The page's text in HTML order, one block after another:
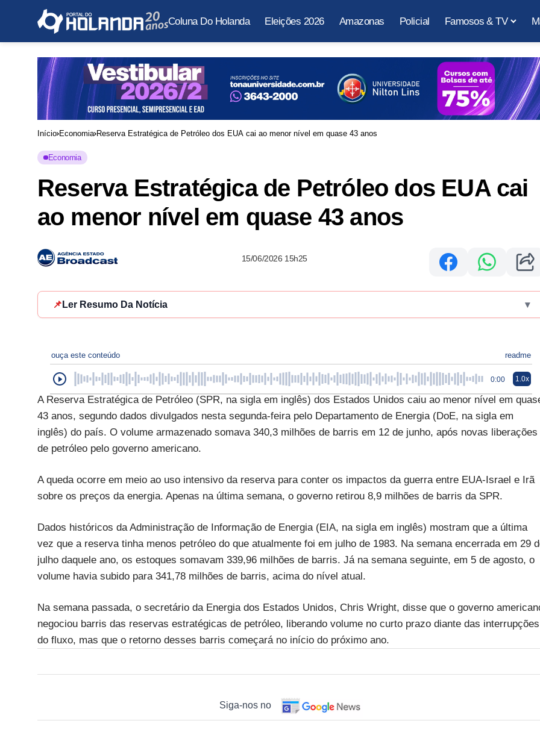
Coluna Do Holanda Eleições 2026 Amazonas Policial Famosos & TV
Início Economia Reserva Estratégica de Petróleo dos EUA cai ao menor nível em quase 43 anos
Economia
Reserva Estratégica de Petróleo dos EUA cai
ao menor nível em quase 43 anos
15/06/2026 15h25
📌 Ler Resumo Da Notícia ▾
ouça este conteúdo readme
0:00 1.0x
A Reserva Estratégica de Petróleo (SPR, na sigla em inglês) dos Estados Unidos caiu ao menor nível em
43 anos, segundo dados divulgados nesta segunda-feira pelo Departamento de Energia (DoE, na sigla em
inglês) do país. O volume armazenado somava 340,3 milhões de barris em 12 de junho, após novas liberações
de petróleo pelo governo americano.
A queda ocorre em meio ao uso intensivo da reserva para conter os impactos da guerra entre EUA-Israel e Irã
sobre os preços da energia. Apenas na última semana, o governo retirou 8,9 milhões de barris da SPR.
Dados históricos da Administração de Informação de Energia (EIA, na sigla em inglês) mostram que a última
vez que a reserva tinha menos petróleo do que atualmente foi em julho de 1983. Na semana encerrada em 29
julho daquele ano, os estoques somavam 339,96 milhões de barris. Já na semana seguinte, em 5 de agosto, o
volume havia subido para 341,78 milhões de barris, acima do nível atual.
Na semana passada, o secretário da Energia dos Estados Unidos, Chris Wright, disse que o governo
negociou barris das reservas estratégicas de petróleo, liberando volume no curto prazo diante das interrupções
do fluxo, mas que o retorno desses barris começará no início do próximo ano.
Siga-nos no